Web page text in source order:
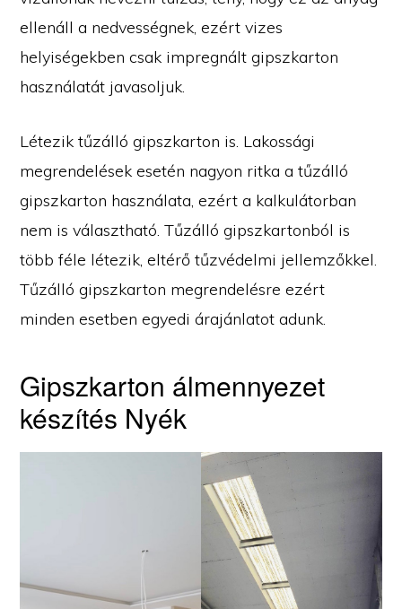
ellenáll a nedvességnek, ezért vizes
helyiségekben csak impregnált gipszkarton
használatát javasoljuk.
Létezik tűzálló gipszkarton is. Lakossági
megrendelések esetén nagyon ritka a tűzálló
gipszkarton használata, ezért a kalkulátorban
nem is választható. Tűzálló gipszkartonból is
több féle létezik, eltérő tűzvédelmi jellemzőkkel.
Tűzálló gipszkarton megrendelésre ezért
minden esetben egyedi árajánlatot adunk.
Gipszkarton álmennyezet
készítés Nyék